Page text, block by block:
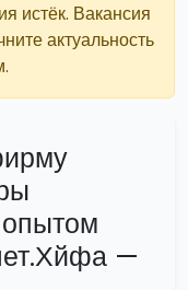
истёк. Вакансия
актуальность
—